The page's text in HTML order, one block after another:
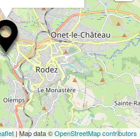
| Map data ©OpenStreetMap contributors